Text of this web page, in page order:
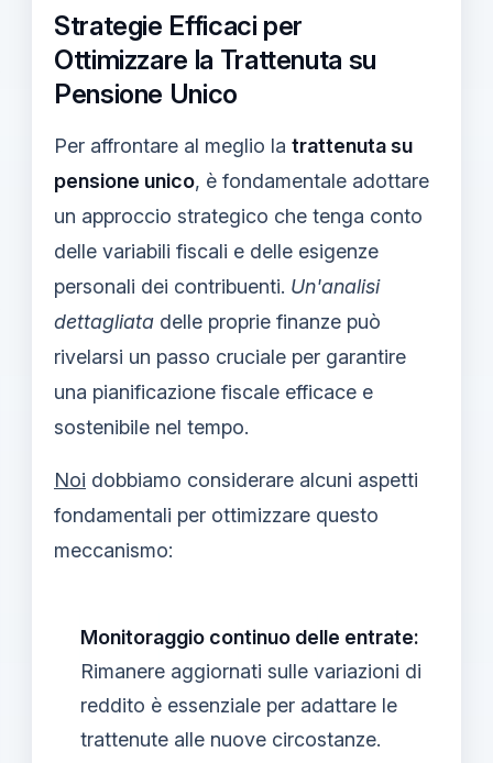
Strategie Efficaci per
Ottimizzare la Trattenuta su
Pensione Unico
Per affrontare al meglio la trattenuta su
pensione unico, è fondamentale adottare
un approccio strategico che tenga conto
delle variabili fiscali e delle esigenze
personali dei contribuenti. Un'analisi
dettagliata delle proprie finanze può
rivelarsi un passo cruciale per garantire
una pianificazione fiscale efficace e
sostenibile nel tempo.
Noi dobbiamo considerare alcuni aspetti
fondamentali per ottimizzare questo
meccanismo:
Monitoraggio continuo delle entrate:
Rimanere aggiornati sulle variazioni di
reddito è essenziale per adattare le
trattenute alle nuove circostanze.